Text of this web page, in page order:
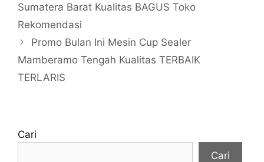
Sumatera Barat Kualitas BAGUS Toko
Rekomendasi
Promo Bulan Ini Mesin Cup Sealer
Mamberamo Tengah Kualitas TERBAIK
TERLARIS
Cari
Cari